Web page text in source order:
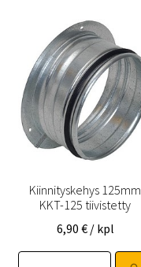
Kiinnityskehys 125mm
KKT-125 tiivistetty
6,90 € / kpl